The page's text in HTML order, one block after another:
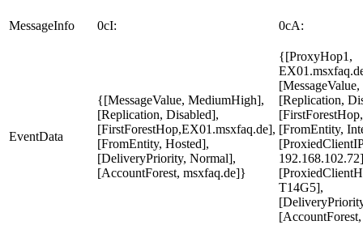
MessageInfo 0cI: 0cA:
EventData
{[MessageValue, MediumHigh],
[Replication, Disabled],
[FirstForestHop,EX01.msxfaq.de],
[FromEntity, Hosted],
[DeliveryPriority, Normal],
[AccountForest, msxfaq.de]}
{[ProxyHop1,
[Replication,
[FromEntity,
T14G5],